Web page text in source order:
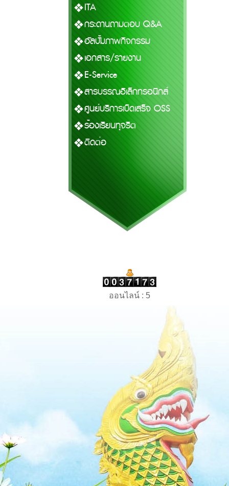
ITA
กระดานถามตอบ Q&A
อัลบั้มภาพกิจกรรม
เอกสาร/รายงาน
E-Service
สารบรรณอิเล็กทรอนิกส์
ศูนย์บริการเบ็ดเสร็จ OSS
ร้องเรียนทุจริต
ติดต่อ
ออนไลน์ : 5